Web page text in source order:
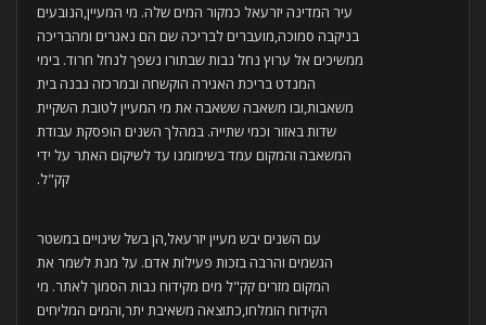
עיר המדינה יזרעאל כמקור המים שלה. מי המעיין,הנובעים
בניקבה סמוכה,מועברים לבריכה שם הם נאגרים ומהבריכה
ממשיכים אל ערוץ נחל נבות שבתורו נשפך לנחל חרוד. בימי
המנדט בריכת האגירה הוקשחה ובמרכזה נבנה בית
משאבות,ובו משאבה ששאבה את מי המעיין לטובת השקיית
שדות באזור וכמי שתייה. במהלך השנים הופסקת עבודת
המשאבה והמקום עמד בשימומנו עד לשיקום האתר על ידי
קק"ל.
עם השנים יבש מעיין יזרעאל,הן בשל שינויים במשטר
הגשמים והרבה בזכות פעילות אדם. על מנת לשמר את
המקום מזרים קק"ל מים מקידוח נבות הסמוך לאתר. מי
הקידוח הומלחו,כתוצאה משאיבת יתר,והמים המליחים